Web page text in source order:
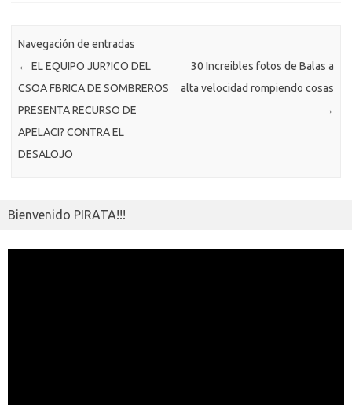
i
ti
r
Navegación de entradas
← EL EQUIPO JUR?ICO DEL
CSOA FBRICA DE SOMBREROS
PRESENTA RECURSO DE
APELACI? CONTRA EL
DESALOJO
30 Increibles fotos de Balas a
alta velocidad rompiendo cosas
→
Bienvenido PIRATA!!!